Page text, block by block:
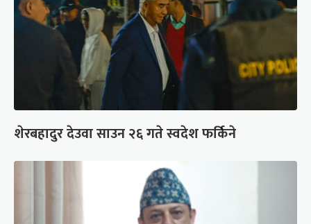
शेरबहादुर देउवा साउन २६ गते स्वदेश फर्किने